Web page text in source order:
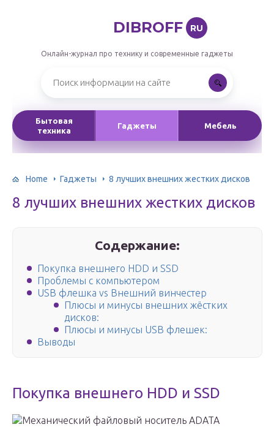
DIBROFF RU
Онлайн-журнал про технику и современные гаджеты
Бытовая
техника
Гаджеты Мебель
Home Гаджеты 8 лучших внешних жестких дисков
8 лучших внешних жестких дисков
Содержание:
Покупка внешнего HDD и SSD
Проблемы с компьютером
USB флешка vs Внешний винчестер
Плюсы и минусы внешних жёстких
дисков:
Плюсы и минусы USB флешек:
Выводы
Покупка внешнего HDD и SSD
Механический файловый носитель ADATA